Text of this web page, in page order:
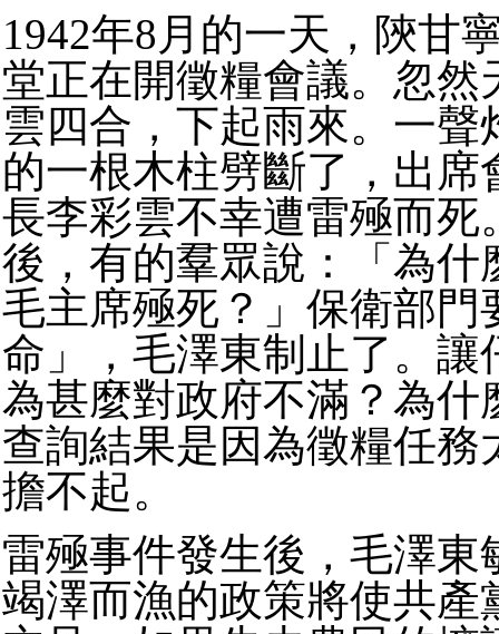
1942年8月的一天，陝甘
堂正在開徵糧會議。忽然
雲四合，下起雨來。一聲
的一根木柱劈斷了，出席
長李彩雲不幸遭雷殛而死
後，有的羣眾說：「為什
毛主席殛死？」保衛部門
命」，毛澤東制止了。讓
為甚麼對政府不滿？為什
查詢結果是因為徵糧任務
擔不起。
雷殛事件發生後，毛澤東
竭澤而漁的政策將使共產